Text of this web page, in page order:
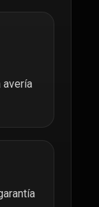
avería